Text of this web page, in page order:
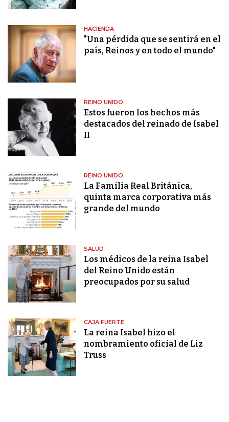
HACIENDA
"Una pérdida que se sentirá en el
país, Reinos y en todo el mundo"
REINO UNIDO
Estos fueron los hechos más
destacados del reinado de Isabel
II
REINO UNIDO
La Familia Real Británica,
quinta marca corporativa más
grande del mundo
SALUD
Los médicos de la reina Isabel
del Reino Unido están
preocupados por su salud
CAJA FUERTE
La reina Isabel hizo el
nombramiento oficial de Liz
Truss